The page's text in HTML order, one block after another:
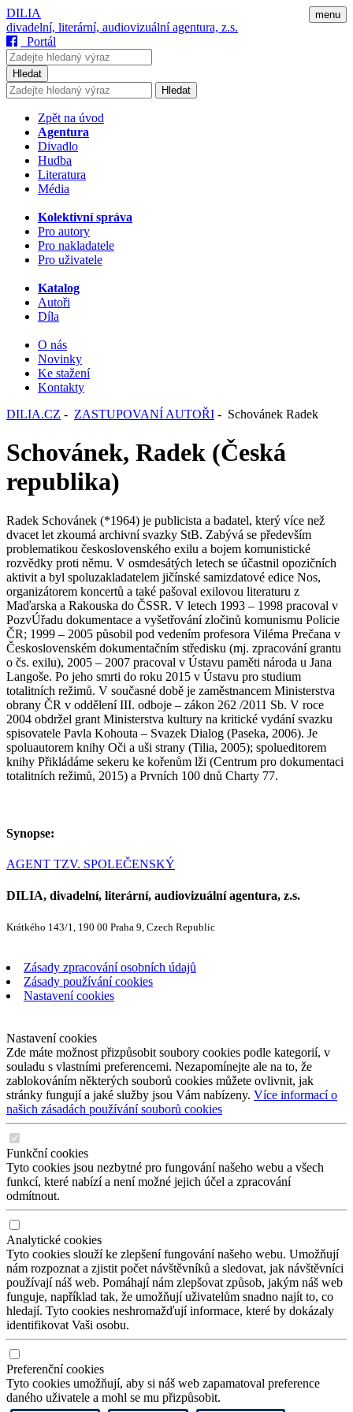
menu
DILIA
divadelní, literární, audiovizuální agentura, z.s.
Portál
Hledat
Hledat
Zpět na úvod
Agentura
Divadlo
Hudba
Literatura
Média
Kolektivní správa
Pro autory
Pro nakladatele
Pro uživatele
Katalog
Autoři
Díla
O nás
Novinky
Ke stažení
Kontakty
DILIA.CZ - ZASTUPOVANÍ AUTOŘI - Schovánek Radek
Schovánek, Radek (Česká
republika)
Radek Schovánek (*1964) je publicista a badatel, který více než
dvacet let zkoumá archivní svazky StB. Zabývá se především
problematikou československého exilu a bojem komunistické
rozvědky proti němu. V osmdesátých letech se účastnil opozičních
aktivit a byl spoluzakladatelem jičínské samizdatové edice Nos,
organizátorem koncertů a také pašoval exilovou literaturu z
Maďarska a Rakouska do ČSSR. V letech 1993 – 1998 pracoval v
PozvÚřadu dokumentace a vyšetřování zločinů komunismu Policie
ČR; 1999 – 2005 působil pod vedením profesora Viléma Prečana v
Československém dokumentačním středisku (mj. zpracování grantu
o čs. exilu), 2005 – 2007 pracoval v Ústavu paměti národa u Jana
Langoše. Po jeho smrti do roku 2015 v Ústavu pro studium
totalitních režimů. V současné době je zaměstnancem Ministerstva
obrany ČR v oddělení III. odboje – zákon 262 /2011 Sb. V roce
2004 obdržel grant Ministerstva kultury na kritické vydání svazku
spisovatele Pavla Kohouta – Svazek Dialog (Paseka, 2006). Je
spoluautorem knihy Oči a uši strany (Tilia, 2005); spolueditorem
knihy Přikládáme sekeru ke kořenům lži (Centrum pro dokumentaci
totalitních režimů, 2015) a Prvních 100 dnů Charty 77.
Synopse:
AGENT TZV. SPOLEČENSKÝ
DILIA, divadelní, literární, audiovizuální agentura, z.s.
Krátkého 143/1, 190 00 Praha 9, Czech Republic
Zásady zpracování osobních údajů
Zásady používání cookies
Nastavení cookies
Nastavení cookies
Zde máte možnost přizpůsobit soubory cookies podle kategorií, v
souladu s vlastními preferencemi. Nezapomínejte ale na to, že
zablokováním některých souborů cookies můžete ovlivnit, jak
stránky fungují a jaké služby jsou Vám nabízeny. Více informací o
našich zásadách používání souborů cookies
Funkční cookies
Tyto cookies jsou nezbytné pro fungování našeho webu a všech
funkcí, které nabízí a není možné jejich účel a zpracování
odmítnout.
Analytické cookies
Tyto cookies slouží ke zlepšení fungování našeho webu. Umožňují
nám rozpoznat a zjistit počet návštěvníků a sledovat, jak návštěvníci
používají náš web. Pomáhají nám zlepšovat způsob, jakým náš web
funguje, například tak, že umožňují uživatelům snadno najít to, co
hledají. Tyto cookies neshromažďují informace, které by dokázaly
identifikovat Vaši osobu.
Preferenční cookies
Tyto cookies umožňují, aby si náš web zapamatoval preference
daného uživatele a mohl se mu přizpůsobit.